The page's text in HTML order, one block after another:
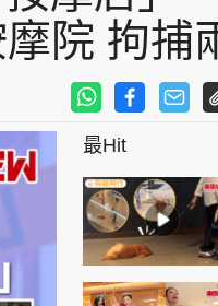
院 拘捕
最Hit